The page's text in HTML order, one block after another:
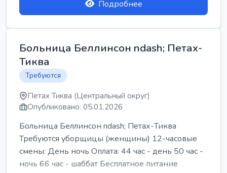
Подробнее
Больница Беллинсон ndash; Петах-
Тиква
Требуются
Петах Тиква (Центральный округ)
Опубликовано: 05.01.2026
Больница Беллинсон ndash; Петах-Тиква
Требуются уборщицы (женщины) 12-часовые
смены: День ночь Оплата: 44 час - день 50 час -
ночь 66 час - шаббат Бесплатное питание